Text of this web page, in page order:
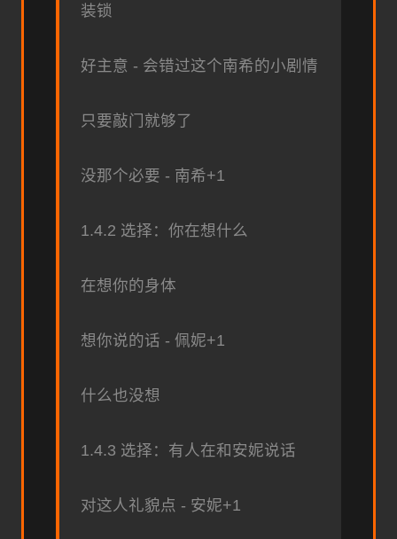
装锁
好主意 - 会错过这个南希的小剧情
只要敲门就够了
没那个必要 - 南希+1
1.4.2 选择：你在想什么
在想你的身体
想你说的话 - 佩妮+1
什么也没想
1.4.3 选择：有人在和安妮说话
对这人礼貌点 - 安妮+1